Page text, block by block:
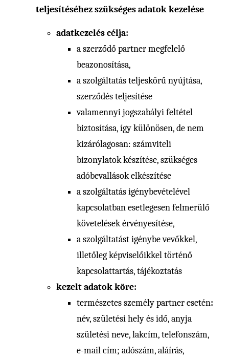
teljesítéséhez szükséges adatok kezelése
adatkezelés célja:
a szerződő partner megfelelő
beazonosítása,
a szolgáltatás teljeskörű nyújtása,
szerződés teljesítése
valamennyi jogszabályi feltétel
biztosítása, így különösen, de nem
kizárólagosan: számviteli
bizonylatok készítése, szükséges
adóbevallások elkészítése
a szolgáltatás igénybevételével
kapcsolatban esetlegesen felmerülő
követelések érvényesítése,
a szolgáltatást igénybe vevőkkel,
illetőleg képviselőikkel történő
kapcsolattartás, tájékoztatás
kezelt adatok köre:
természetes személy partner esetén:
név, születési hely és idő, anyja
születési neve, lakcím, telefonszám,
e-mail cím; adószám, aláírás,